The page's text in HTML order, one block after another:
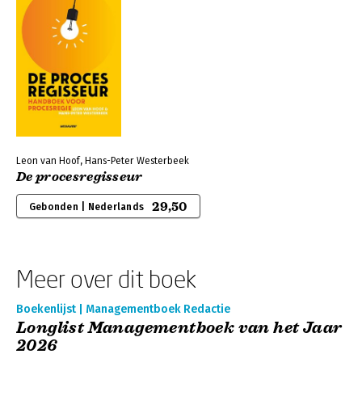
Leon van Hoof, Hans-Peter Westerbeek
De procesregisseur
Gebonden | Nederlands 29,50
Meer over dit boek
Boekenlijst | Managementboek Redactie
Longlist Managementboek van het Jaar
2026